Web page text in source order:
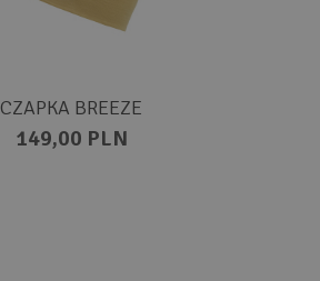
CZAPKA BREEZE
149,00 PLN